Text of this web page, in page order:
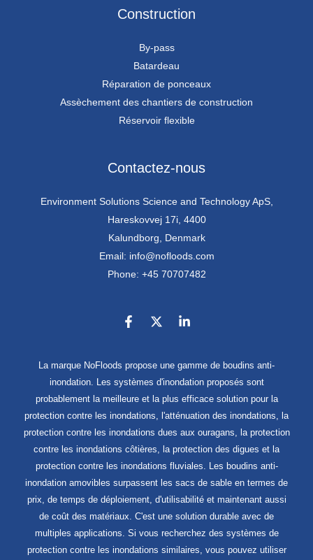
Construction
By-pass
Batardeau
Réparation de ponceaux
Assèchement des chantiers de construction
Réservoir flexible
Contactez-nous
Environment Solutions Science and Technology ApS,
Hareskovvej 17i, 4400
Kalundborg, Denmark
Email: info@nofloods.com
Phone: +45 70707482
La marque NoFloods propose une gamme de boudins anti-
inondation. Les systèmes d'inondation proposés sont
probablement la meilleure et la plus efficace solution pour la
protection contre les inondations, l'atténuation des inondations, la
protection contre les inondations dues aux ouragans, la protection
contre les inondations côtières, la protection des digues et la
protection contre les inondations fluviales. Les boudins anti-
inondation amovibles surpassent les sacs de sable en termes de
prix, de temps de déploiement, d'utilisabilité et maintenant aussi
de coût des matériaux. C'est une solution durable avec de
multiples applications. Si vous recherchez des systèmes de
protection contre les inondations similaires, vous pouvez utiliser